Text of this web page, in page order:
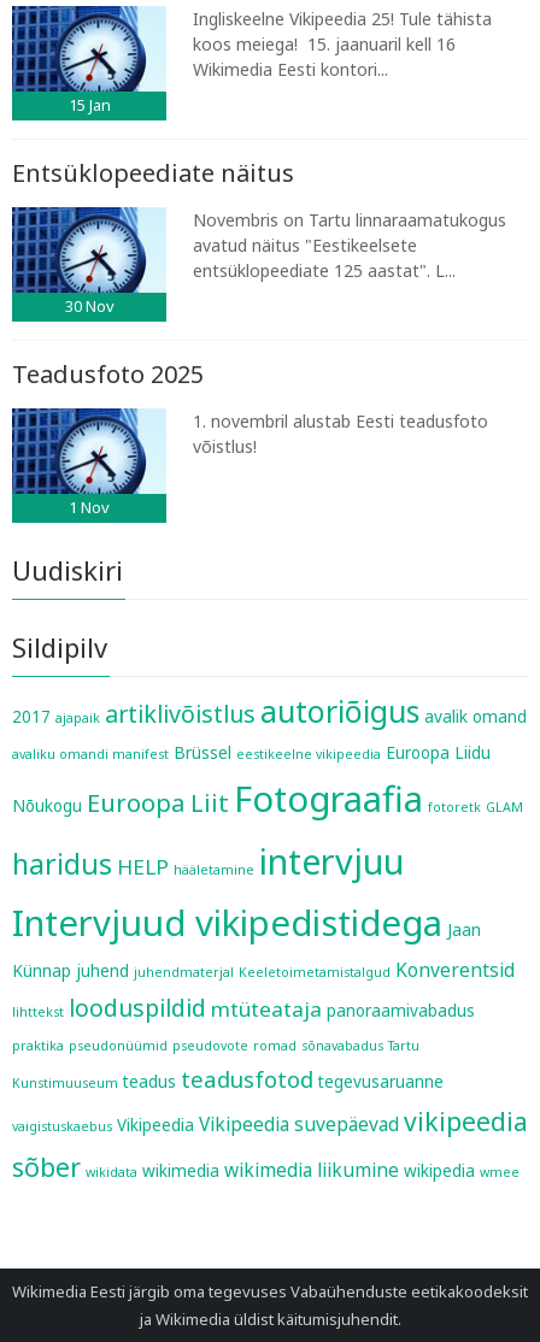
15 Jan
Ingliskeelne Vikipeedia 25! Tule tähista
koos meiega! 15. jaanuaril kell 16
Wikimedia Eesti kontori...
Entsüklopeediate näitus
30Nov
Novembris on Tartu linnaraamatukogus
avatud näitus "Eestikeelsete
entsüklopeediate 125 aastat". L...
Teadusfoto 2025
1 Nov
1. novembril alustab Eesti teadusfoto
võistlus!
Uudiskiri
Sildipilv
2017 ajapaik artiklivõistlus autoriõigus avalik omand
avaliku omandi manifest Brüssel eestikeelne vikipeedia Euroopa Liidu
Nõukogu Euroopa Liit Fotograafia fotoretk GLAM
haridus HELP hääletamine intervjuu
Intervjuud vikipedistidega Jaan
Künnap juhend juhendmaterjal Keeletoimetamistalgud Konverentsid
lihttekst looduspildid mtüteataja panoraamivabadus
praktika pseudonüümid pseudovote romad sõnavabadus Tartu
Kunstimuuseum teadus teadusfotod tegevusaruanne
vaigistuskaebus Vikipeedia Vikipeedia suvepäevadvikipeedia
sõber wikidata wikimedia wikimedia liikumine wikipedia wmee
Wikimedia Eesti järgib oma tegevuses Vabaühenduste eetikakoodeksit
ja Wikimedia üldist käitumisjuhendit.